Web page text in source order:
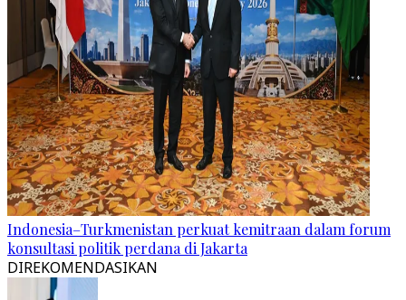
Indonesia–Turkmenistan perkuat kemitraan dalam forum
konsultasi politik perdana di Jakarta
DIREKOMENDASIKAN